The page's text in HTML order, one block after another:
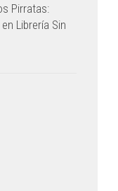
Pirratas:
Librería Sin